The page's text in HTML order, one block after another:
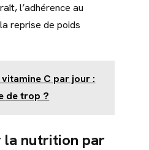
l’adhérence au
reprise de poids
vitamine C par jour :
de trop ?
la nutrition par